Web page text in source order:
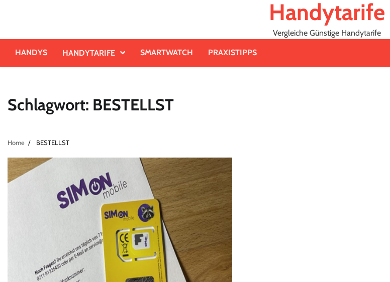
Handytarife
Vergleiche Günstige Handytarife
HANDYS HANDYTARIFE SMARTWATCH PRAXISTIPPS
Schlagwort: BESTELLST
Home BESTELLST